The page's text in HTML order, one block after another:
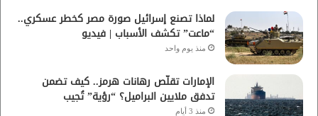
لماذا تصنع إسرائيل صورة مصر كخطر عسكري..
“ماعت” تكشف الأسباب | فيديو
منذ يوم واحد
الإمارات تقلّص رهانات هرمز.. كيف تضمن
تدفق ملايين البراميل؟ “رؤية” تُجيب
منذ 3 أيام